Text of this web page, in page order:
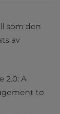
som den
av
2.0: A
to